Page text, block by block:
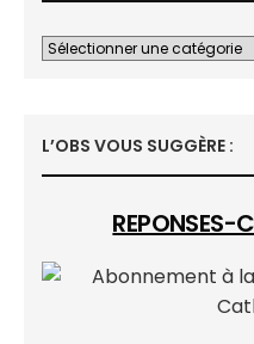
L’OBS VOUS SUGGÈRE :
REPONSES-